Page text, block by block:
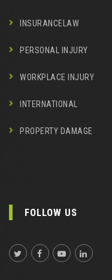
INSURANCELAW
PERSONAL INJURY
WORKPLACE INJURY
INTERNATIONAL
PROPERTY DAMAGE
FOLLOW US